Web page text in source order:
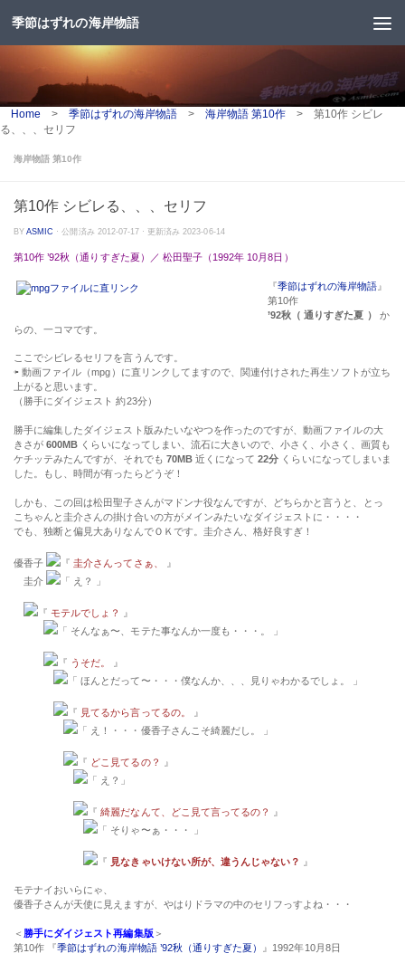
コンテンツへスキップ
季節はずれの海岸物語
Home > 季節はずれの海岸物語 > 海岸物語 第10作 > 第10作 シビレ
る、、、セリフ
海岸物語 第10作
第10作 シビレる、、、セリフ
BYASMIC · 公開済み 2012-07-17 · 更新済み2023-06-14
第10作 ’92秋（通りすぎた夏）／ 松田聖子（1992年 10月8日）
『季節はずれの海岸物語 』
第10作
’92秋（ 通りすぎた夏 ）
か
らの、一コマです。
ここでシビレるセリフを言うんです。
⇦ 動画ファイル（mpg）に直リンクしてますので、関連付けされた再生ソフトが立ち
上がると思います。
（勝手にダイジェスト 約23分）
勝手に編集したダイジェスト版みたいなやつを作ったのですが、動画ファイルの大
きさが600MB くらいになってしまい、流石に大きいので、小さく、小さく、画質も
ケチッテみたんですが、それでも 70MB近くになって22分 くらいになってしまいま
した。もし、時間が有ったらどうぞ！
しかも、この回は松田聖子さんがマドンナ役なんですが、どちらかと言うと、とっ
こちゃんと圭介さんの掛け合いの方がメインみたいなダイジェストに・・・・
でも、独断と偏見大ありなんでＯＫです。圭介さん、格好良すぎ！
優香子 『圭介さんってさぁ、
』
圭介
「 え？ 」
『モテルでしょ？
』
「 そんなぁ〜、モテた事なんか一度も・・・。 」
『 うそだ。
』
「 ほんとだって〜・・・僕なんか、、、見りゃわかるでしょ。 」
『 見てるから言ってるの。
』
「 え！・・・優香子さんこそ綺麗だし。 」
『 どこ見てるの？
』
「 え？」
『綺麗だなんて、どこ見て言ってるの？
』
「 そりゃ〜ぁ・・・ 」
『 見なきゃいけない所が、違うんじゃない？ 』
モテナイおいらにゃ、
優香子さんが天使に見えますが、やはりドラマの中のセリフっすよね・・・
＜ 勝手にダイジェスト再編集版＞
第10作 『季節はずれの海岸物語 ’92秋（通りすぎた夏） 』1992年10月8日